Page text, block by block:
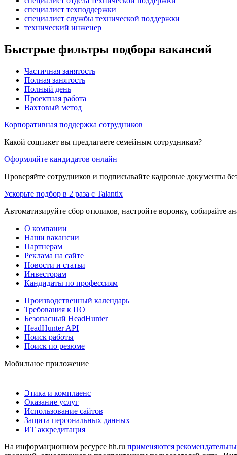
специалист техподдержки
специалист службы технической поддержки
технический инженер
Быстрые фильтры подбора вакансий
Частичная занятость
Полная занятость
Полный день
Проектная работа
Вахтовый метод
Корпоративная поддержка сотрудников
Какой соцпакет вы предлагаете семейным сотрудникам?
Оформляйте кандидатов онлайн
Проверяйте сотрудников и подписывайте кадровые документы
Ускорьте подбор в 2 раза с Talantix
Автоматизируйте сбор откликов, настройте воронку, собирайте
О компании
Наши вакансии
Партнерам
Реклама на сайте
Новости и статьи
Инвесторам
Кандидаты по профессиям
Производственный календарь
Требования к ПО
Безопасный HeadHunter
HeadHunter API
Поиск работы
Поиск по резюме
Мобильное приложение
Этика и комплаенс
Оказание услуг
Использование сайтов
Защита персональных данных
ИТ аккредитация
На информационном ресурсе hh.ru применяются